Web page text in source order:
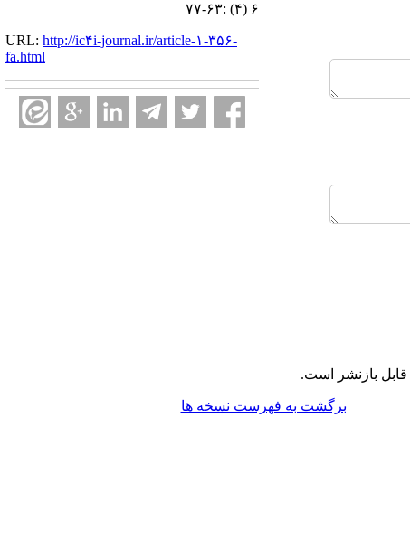
۶ (۴) :۶۳-۷۷
URL: http://ic۴i-journal.ir/article-۱-۳۵۶-
fa.html
قابل بازنشر است.
برگشت به فهرست نسخه ها